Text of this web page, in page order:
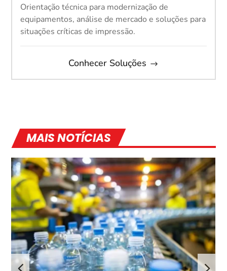
Orientação técnica para modernização de
equipamentos, análise de mercado e soluções para
situações críticas de impressão.
Conhecer Soluções
MAIS NOTÍCIAS